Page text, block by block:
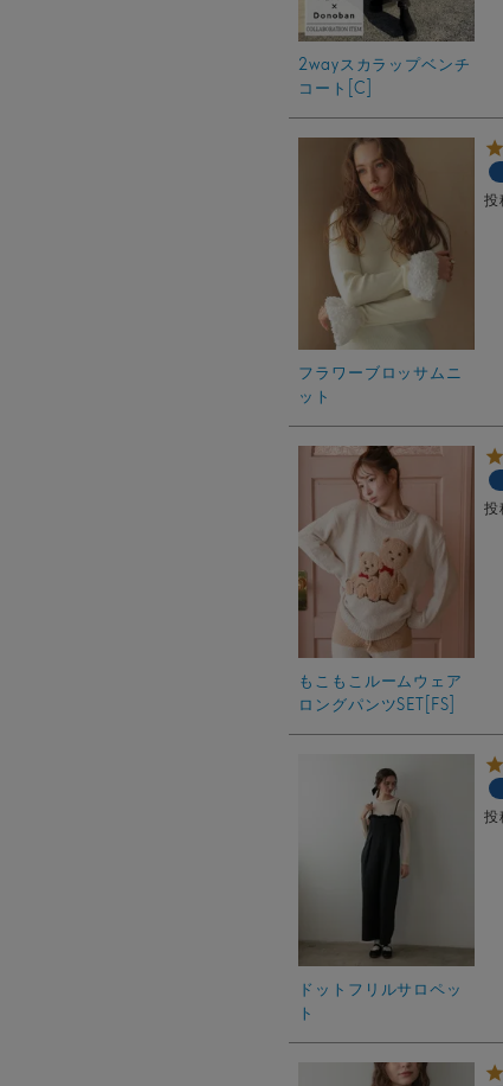
2wayスカラップベンチ
コート[C]
フラワーブロッサムニ
ット
投
もこもこルームウェア
ロングパンツSET[FS]
投
ドットフリルサロペッ
ト
投